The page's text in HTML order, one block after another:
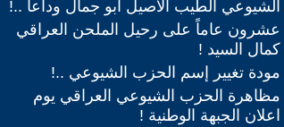
الشيوعي الطيب الاصيل ابو جمال وداعاً ..!
عشرون عاماً على رحيل الملحن العراقي
كمال السيد !
مودة تغيير إسم الحزب الشيوعي ..!
مظاهرة الحزب الشيوعي العراقي يوم
اعلان الجبهة الوطنية !